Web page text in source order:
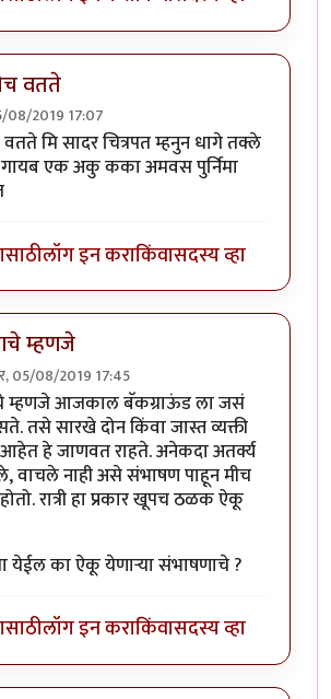
वतते
08/2019 17:07
मि सादर चित्रपत म्हनुन धागे तक्ले
एक अकु कका अमवस पुर्निमा
लॉग इन कराकिंवासदस्य व्हा
म्हणजे
05/08/2019 17:45
म्हणजे आजकाल बॅकग्राऊंड ला जसं
तसे सारखे दोन किंवा जास्त व्यक्ती
हे जाणवत राहते. अनेकदा अतर्क्य
नाही असे संभाषण पाहून मीच
रात्री हा प्रकार खूपच ठळक ऐकू
येईल का ऐकू येणाऱ्या संभाषणाचे ?
लॉग इन कराकिंवासदस्य व्हा